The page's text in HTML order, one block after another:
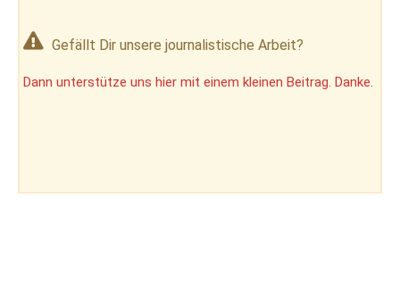
Gefällt Dir unsere journalistische Arbeit?
Dann unterstütze uns hier mit einem kleinen Beitrag. Danke.